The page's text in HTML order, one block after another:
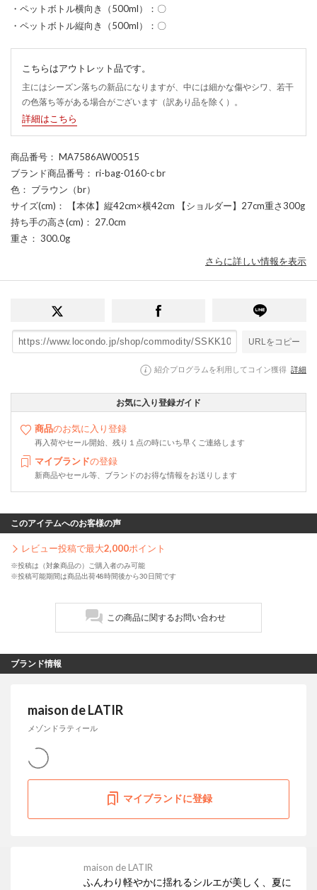
・ペットボトル横向き（500ml）：〇
・ペットボトル縦向き（500ml）：〇
こちらはアウトレット品です。
主にはシーズン落ちの新品になりますが、中には細かな傷やシワ、若干
の色落ち等がある場合がございます（訳あり品を除く）。
詳細はこちら
商品番号 ： MA7586AW00515
ブランド商品番号 ： ri-bag-0160-c br
色 ： ブラウン（br）
サイズ(cm) ： 【本体】縦42cm×横42cm 【ショルダー】27cm重さ300g
持ち手の高さ(cm) ： 27.0cm
重さ ： 300.0g
さらに詳しい情報を表示
URLをコピー
紹介プログラムを利用してコイン獲得 詳細
お気に入り登録ガイド
商品のお気に入り登録
再入荷やセール開始、残り１点の時にいち早くご連絡します
マイブランドの登録
新商品やセール等、ブランドのお得な情報をお送りします
このアイテムへのお客様の声
レビュー投稿で最大2,000ポイント
※投稿は（対象商品の）ご購入者のみ可能
※投稿可能期間は商品出荷48時間後から30日間です
この商品に関するお問い合わせ
ブランド情報
maison de LATIR
メゾンドラティール
マイブランドに登録
maison de LATIR
ふんわり軽やかに揺れるシルエが美しく、夏に